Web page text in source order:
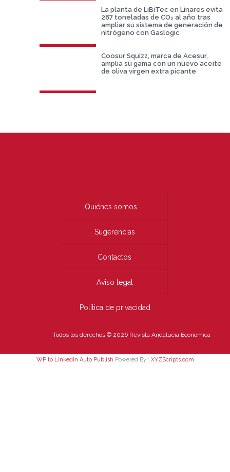
La planta de LiBiTec en Linares evita
287 toneladas de CO₂ al año tras
ampliar su sistema de generación de
nitrógeno con Gaslogic
Coosur Squizz, marca de Acesur,
amplia su gama con un nuevo aceite
de oliva virgen extra picante
Quiénes somos
Sugerencias
Contactos
Aviso legal
Política de privacidad
Todos los derechos © 2026 Revista Andalucía Económica
WP to LinkedIn Auto Publish Powered By : XYZScripts.com